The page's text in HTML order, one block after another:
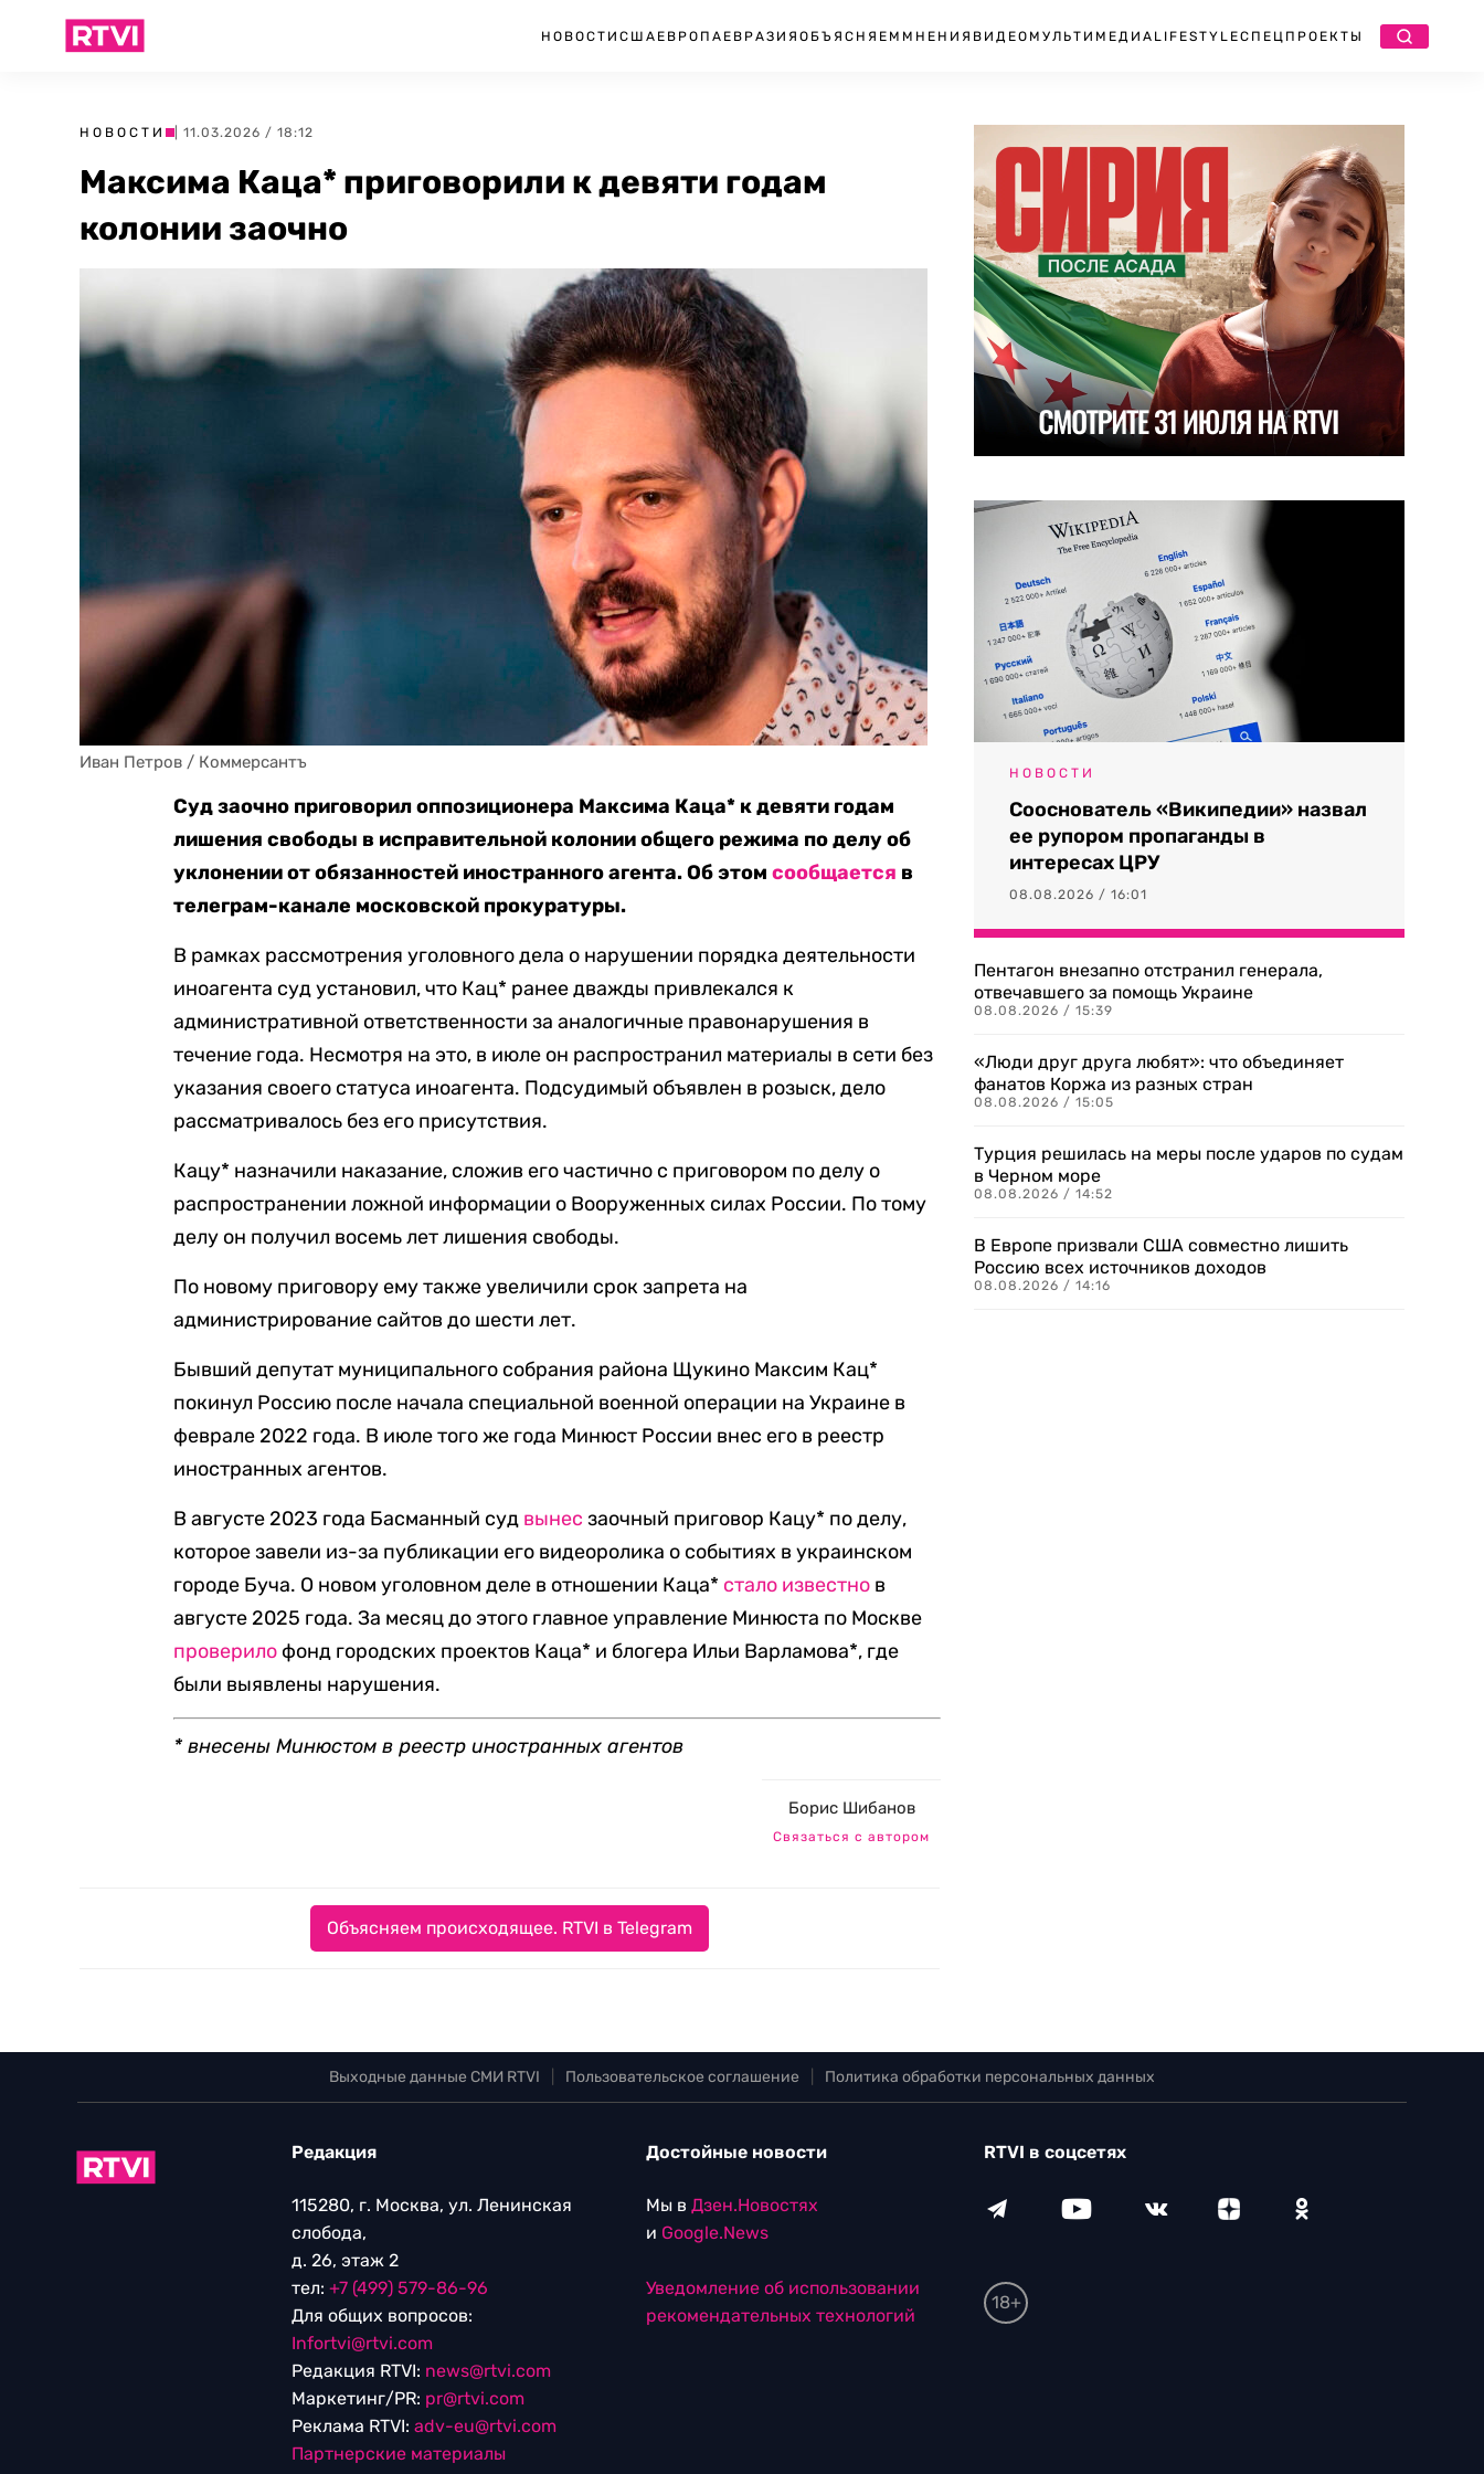
НОВОСТИ США ЕВРОПА ЕВРАЗИЯ ОБЪЯСНЯЕМ МНЕНИЯ ВИДЕО МУЛЬТИМЕДИА LIFESTYLEСПЕЦПРОЕКТЫ
НОВОСТИ | 11.03.2026 / 18:12
Максима Каца* приговорили к девяти годам
колонии заочно
Иван Петров / Коммерсантъ
Суд заочно приговорил оппозиционера Максима Каца* к девяти годам
лишения свободы в исправительной колонии общего режима по делу об
уклонении от обязанностей иностранного агента. Об этомсообщается в
телеграм-канале московской прокуратуры.
В рамках рассмотрения уголовного дела о нарушении порядка деятельности
иноагента суд установил, что Кац* ранее дважды привлекался к
административной ответственности за аналогичные правонарушения в
течение года. Несмотря на это, в июле он распространил материалы в сети без
указания своего статуса иноагента. Подсудимый объявлен в розыск, дело
рассматривалось без его присутствия.
Кацу* назначили наказание, сложив его частично с приговором по делу о
распространении ложной информации о Вооруженных силах России. По тому
делу он получил восемь лет лишения свободы.
По новому приговору ему также увеличили срок запрета на
администрирование сайтов до шести лет.
Бывший депутат муниципального собрания района Щукино Максим Кац*
покинул Россию после начала специальной военной операции на Украине в
феврале 2022 года. В июле того же года Минюст России внес его в реестр
иностранных агентов.
В августе 2023 года Басманный суд вынес заочный приговор Кацу* по делу,
которое завели из-за публикации его видеоролика о событиях в украинском
городе Буча. О новом уголовном деле в отношении Каца* стало известно в
августе 2025 года. За месяц до этого главное управление Минюста по Москве
проверило фонд городских проектов Каца* и блогера Ильи Варламова*, где
были выявлены нарушения.
* внесены Минюстом в реестр иностранных агентов
Борис Шибанов
Связаться с автором
Объясняем происходящее. RTVI в Telegram
НОВОСТИ
Сооснователь «Википедии» назвал
ее рупором пропаганды в
интересах ЦРУ
08.08.2026 / 16:01
Пентагон внезапно отстранил генерала,
отвечавшего за помощь Украине
08.08.2026 / 15:39
«Люди друг друга любят»: что объединяет
фанатов Коржа из разных стран
08.08.2026 / 15:05
Турция решилась на меры после ударов по судам
в Черном море
08.08.2026 / 14:52
В Европе призвали США совместно лишить
Россию всех источников доходов
08.08.2026 / 14:16
Выходные данные СМИ RTVI Пользовательское соглашение Политика обработки персональных данных
Редакция
115280, г. Москва, ул. Ленинская
слобода,
д. 26, этаж 2
тел: +7 (499) 579-86-96
Для общих вопросов:
Infortvi@rtvi.com
Редакция RTVI: news@rtvi.com
Маркетинг/PR: pr@rtvi.com
Реклама RTVI: adv-eu@rtvi.com
Партнерские материалы
Достойные новости
Мы в Дзен.Новостях
и Google.News
Уведомление об использовании
рекомендательных технологий
RTVI в соцсетях
18+